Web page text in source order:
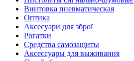
Винтовка пневматическая
Оптика
Аксесуари для зброї
Рогатки
Средства самозащиты
Аксессуары для выживания